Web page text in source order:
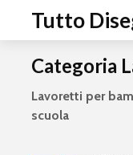
Tutto
Categoria
Lavoretti per
scuola